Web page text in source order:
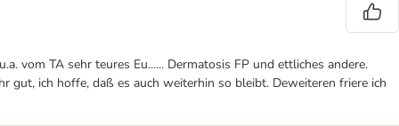
vom TA sehr teures Eu...... Dermatosis FP und ettliches andere.
gut, ich hoffe, daß es auch weiterhin so bleibt. Deweiteren friere ich